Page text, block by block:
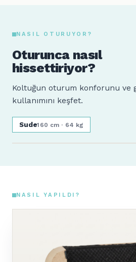
NASIL OTURUYOR?
Oturunca nasıl
hissettiriyor?
Koltuğun oturum konforunu ve
kullanımını keşfet.
Sude160 cm · 64 kg
NASIL YAPILDI?